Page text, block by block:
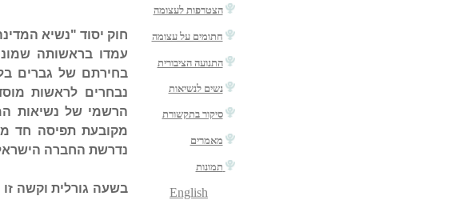
הצטרפות לעצומה
חתומים על עצומה
התנועה הציבורית
נשים לנשיאות
סיקור בתקשורת
מאמרים
תמונות
English